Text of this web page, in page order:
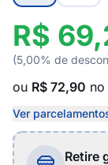
R$
(5,00% de
ou R$ 72,90
Ver
Retire